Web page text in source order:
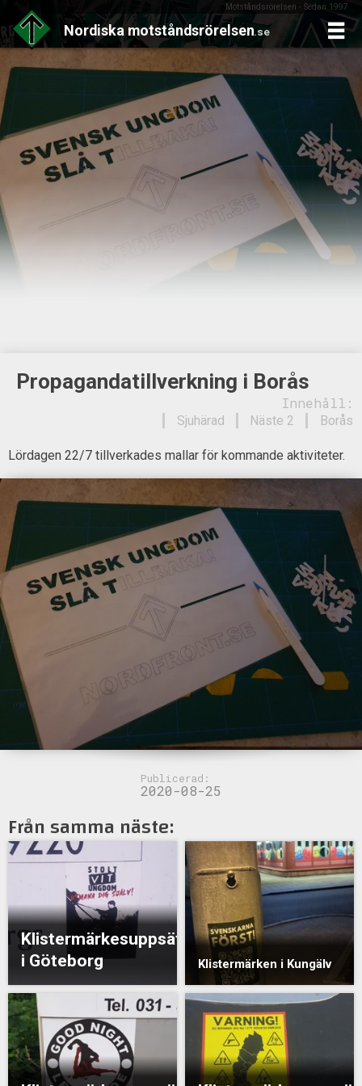
Motståndsrörelsen - Sedan 1997
Nordiska motståndsrörelsen.se
Skip
to
content
Propagandatillverkning i Borås
Innehåll:
Borås
Näste 2
Sjuhärad
Lördagen 22/7 tillverkades mallar för kommande aktiviteter.
Publicerad:
2020-08-25
Från samma näste:
Klistermärkesuppsättning
i Göteborg
Klistermärken i Kungälv